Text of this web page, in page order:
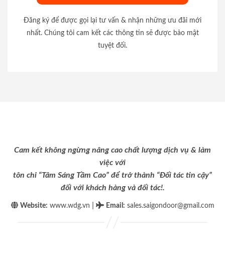
Đăng ký để được gọi lại tư vấn & nhận những ưu đãi mới
nhất. Chúng tôi cam kết các thông tin sẽ được bảo mật
tuyệt đối.
Cam kết không ngừng nâng cao chất lượng dịch vụ & làm
việc với
tôn chỉ “Tâm Sáng Tầm Cao” để trở thành “Đối tác tin cậy”
đối với khách hàng và đối tác!.
Website: www.wdg.vn Email : sales.saigondoor@gmail.com